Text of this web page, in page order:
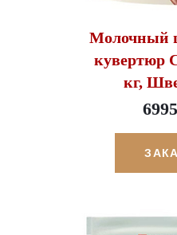
Молочный
кувертюр
кг,